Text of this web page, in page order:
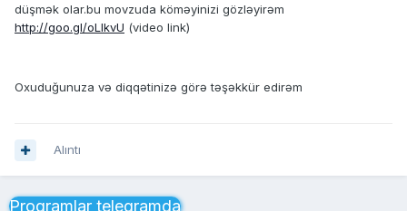
düşmək olar.bu movzuda köməyinizi gözləyirəm
http://goo.gl/oLlkvU (video link)
Oxuduğunuza və diqqətinizə görə təşəkkür edirəm
Alıntı
Proqramlar telegramda